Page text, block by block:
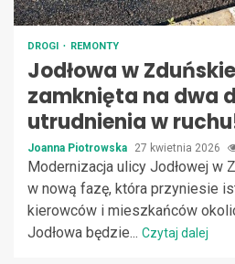
DROGI REMONTY
Jodłowa w
zamknięta na dwa
utrudnienia w
Joanna Piotrowska 27 kwietnia 2026
Modernizacja ulicy Jodłowej w
w nową fazę, która przyniesie
kierowców i mieszkańców
Jodłowa będzie... Czytaj dalej